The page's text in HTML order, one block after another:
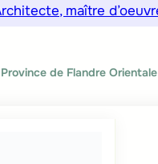
Province de Flandre Orientale